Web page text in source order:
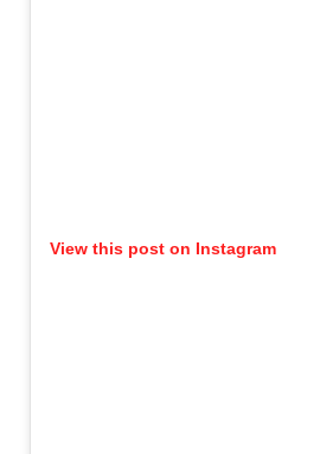
View this post on Instagram